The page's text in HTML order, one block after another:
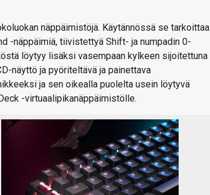
näppäimistöjä. Käytännössä se tarkoittaa
-näppäimiä, tiivistettyä Shift- ja numpadin 0-
löytyy lisäksi vasempaan kylkeen sijoitettuna
näyttö ja pyöriteltävä ja painettava
ja sen oikealla puolelta usein löytyvä
-virtuaalipikanäppäimistölle.